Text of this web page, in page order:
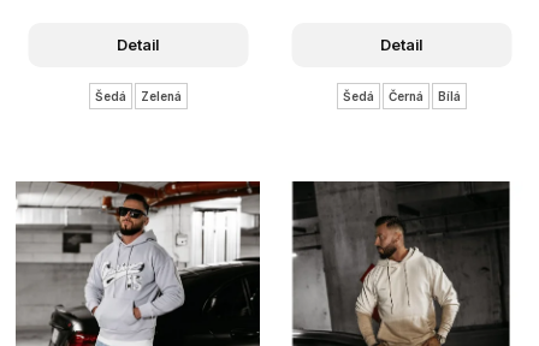
Detail
Šedá Zelená
Detail
Šedá Černá Bílá